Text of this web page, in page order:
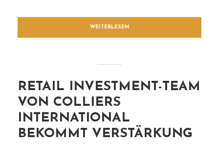
WEITERLESEN
RETAIL INVESTMENT-TEAM
VON COLLIERS
INTERNATIONAL
BEKOMMT VERSTÄRKUNG